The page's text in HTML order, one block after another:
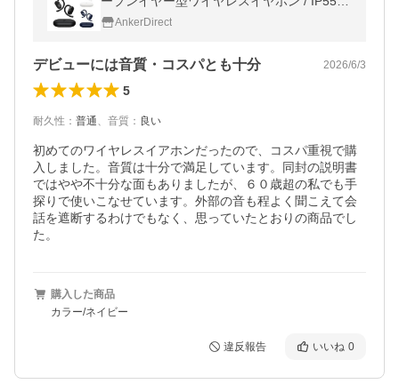
塵防水規格/ 最大36時間再生 / マルチポイン
ト接続】
AnkerDirect
デビューには音質・コスパとも十分 2026/6/3
5
耐久性 ： 普通、 音質 ： 良い
初めてのワイヤレスイアホンだったので、コスパ重視で購
入しました。音質は十分で満足しています。同封の説明書
ではやや不十分な面もありましたが、６０歳超の私でも手
探りで使いこなせています。外部の音も程よく聞こえて会
話を遮断するわけでもなく、思っていたとおりの商品でし
た。
購入した商品
カラー/ネイビー
違反報告 いいね 0